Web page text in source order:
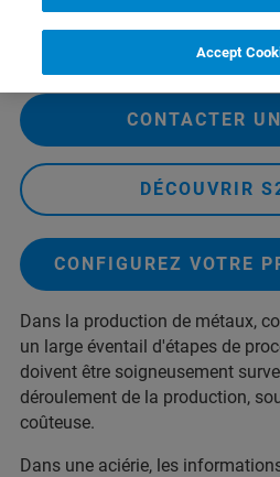
CONTACTER
DÉCOUVRIR
CONFIGUREZ VOTRE
Dans la production de métaux,
un large éventail d'étapes de
doivent être soigneusement
déroulement de la production,
coûteuse.
Dans une aciérie, les
Accept